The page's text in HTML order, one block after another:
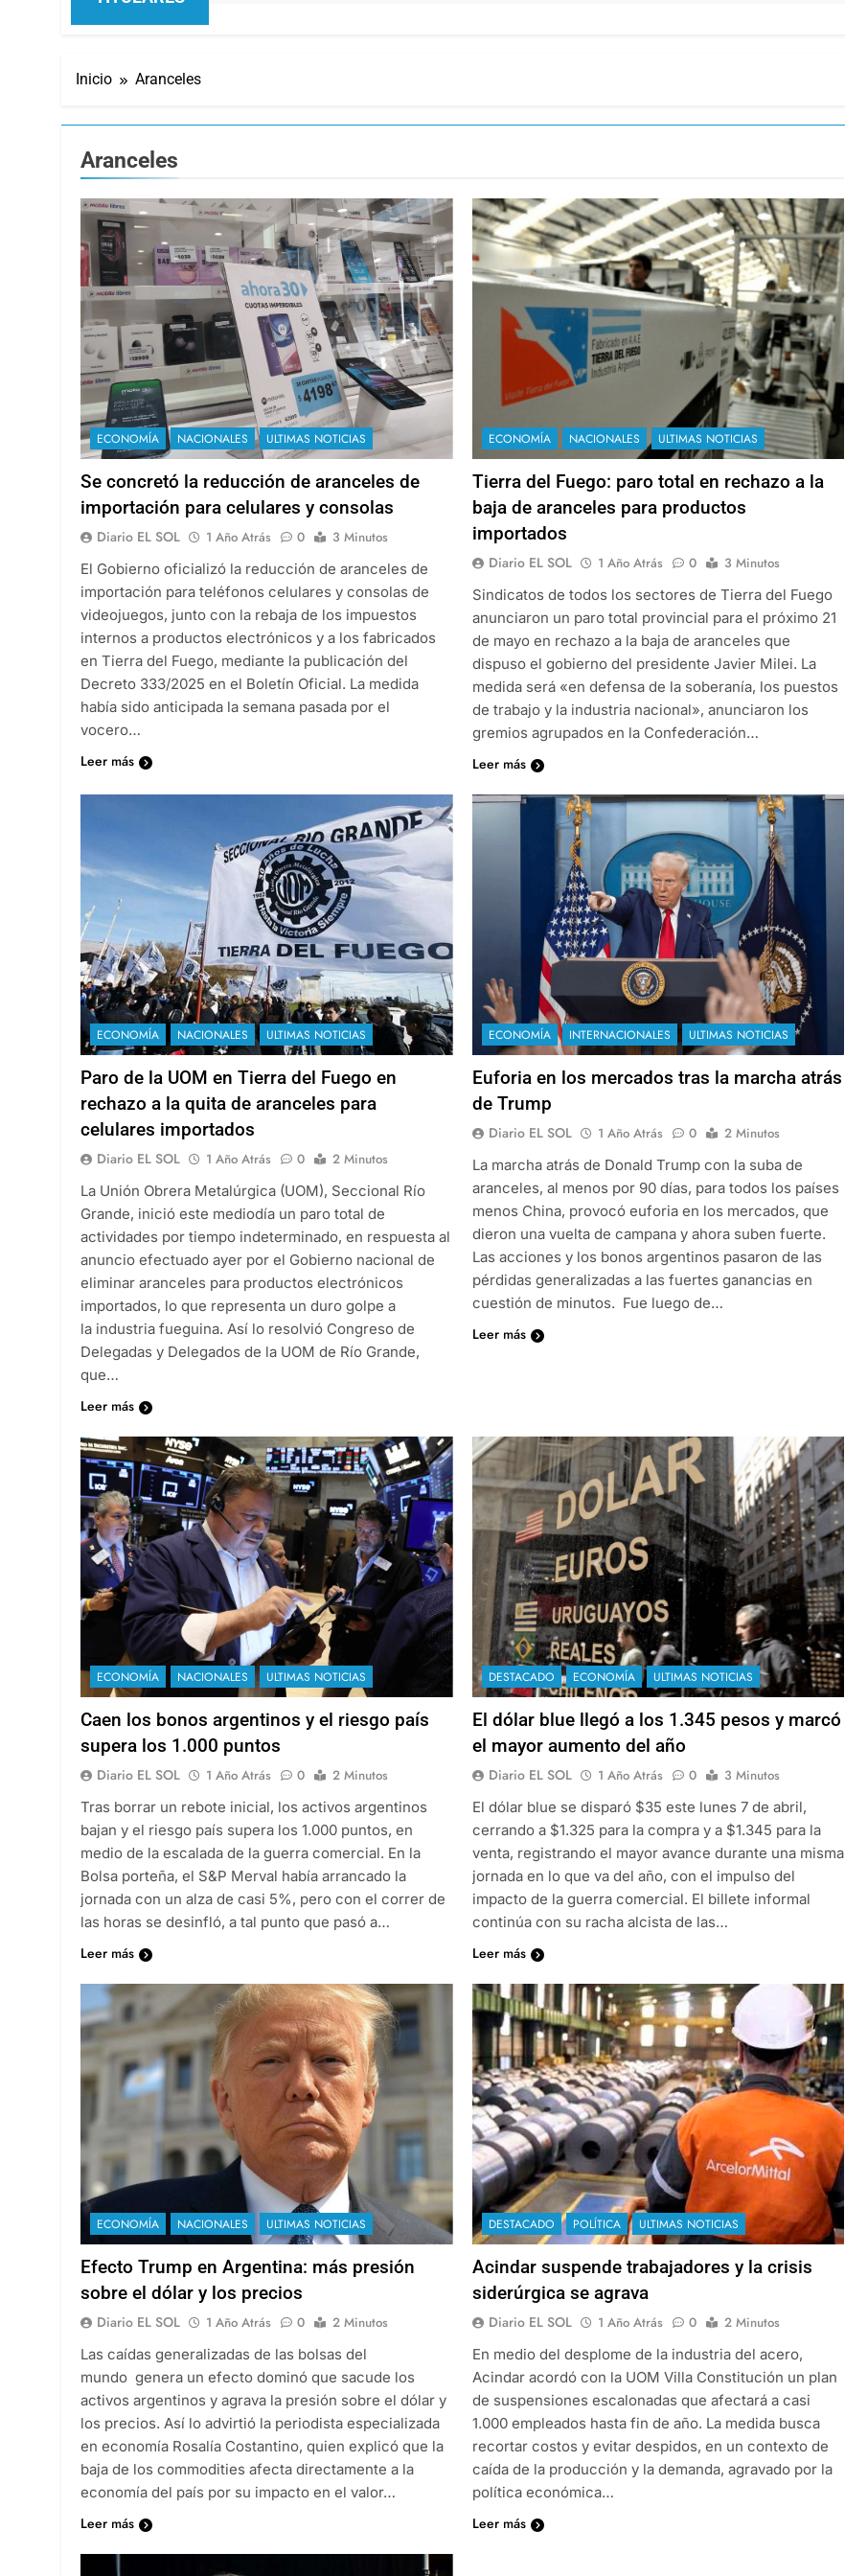
Inicio Aranceles
Aranceles
ECONOMÍA NACIONALES ULTIMAS NOTICIAS
Se concretó la reducción de aranceles de
importación para celulares y consolas
Diario EL SOL 1 Año Atrás 0
3 Minutos
El Gobierno oficializó la reducción de aranceles de
importación para teléfonos celulares y consolas de
videojuegos, junto con la rebaja de los impuestos
internos a productos electrónicos y a los fabricados
en Tierra del Fuego, mediante la publicación del
Decreto 333/2025 en el Boletín Oficial. La medida
había sido anticipada la semana pasada por el
vocero…
Leer más
ECONOMÍA NACIONALES ULTIMAS NOTICIAS
Tierra del Fuego: paro total en rechazo a la
baja de aranceles para productos
importados
Diario EL SOL 1 Año Atrás 0
3 Minutos
Sindicatos de todos los sectores de Tierra del Fuego
anunciaron un paro total provincial para el próximo 21
de mayo en rechazo a la baja de aranceles que
dispuso el gobierno del presidente Javier Milei. La
medida será «en defensa de la soberanía, los puestos
de trabajo y la industria nacional», anunciaron los
gremios agrupados en la Confederación…
Leer más
ECONOMÍA NACIONALES ULTIMAS NOTICIAS
Paro de la UOM en Tierra del Fuego en
rechazo a la quita de aranceles para
celulares importados
Diario EL SOL 1 Año Atrás 0
2 Minutos
La Unión Obrera Metalúrgica (UOM), Seccional Río
Grande, inició este mediodía un paro total de
actividades por tiempo indeterminado, en respuesta al
anuncio efectuado ayer por el Gobierno nacional de
eliminar aranceles para productos electrónicos
importados, lo que representa un duro golpe a
la industria fueguina. Así lo resolvió Congreso de
Delegadas y Delegados de la UOM de Río Grande,
que…
Leer más
ECONOMÍA INTERNACIONALES ULTIMAS NOTICIAS
Euforia en los mercados tras la marcha atrás
de Trump
Diario EL SOL 1 Año Atrás 0
2 Minutos
La marcha atrás de Donald Trump con la suba de
aranceles, al menos por 90 días, para todos los países
menos China, provocó euforia en los mercados, que
dieron una vuelta de campana y ahora suben fuerte.
Las acciones y los bonos argentinos pasaron de las
pérdidas generalizadas a las fuertes ganancias en
cuestión de minutos. Fue luego de…
Leer más
ECONOMÍA NACIONALES ULTIMAS NOTICIAS
Caen los bonos argentinos y el riesgo país
supera los 1.000 puntos
Diario EL SOL 1 Año Atrás 0
2 Minutos
Tras borrar un rebote inicial, los activos argentinos
bajan y el riesgo país supera los 1.000 puntos, en
medio de la escalada de la guerra comercial. En la
Bolsa porteña, el S&P Merval había arrancado la
jornada con un alza de casi 5%, pero con el correr de
las horas se desinfló, a tal punto que pasó a…
Leer más
DESTACADO ECONOMÍA ULTIMAS NOTICIAS
El dólar blue llegó a los 1.345 pesos y marcó
el mayor aumento del año
Diario EL SOL 1 Año Atrás 0
3 Minutos
El dólar blue se disparó $35 este lunes 7 de abril,
cerrando a $1.325 para la compra y a $1.345 para la
venta, registrando el mayor avance durante una misma
jornada en lo que va del año, con el impulso del
impacto de la guerra comercial. El billete informal
continúa con su racha alcista de las…
Leer más
ECONOMÍA NACIONALES ULTIMAS NOTICIAS
Efecto Trump en Argentina: más presión
sobre el dólar y los precios
Diario EL SOL 1 Año Atrás 0
2 Minutos
Las caídas generalizadas de las bolsas del
mundo genera un efecto dominó que sacude los
activos argentinos y agrava la presión sobre el dólar y
los precios. Así lo advirtió la periodista especializada
en economía Rosalía Costantino, quien explicó que la
baja de los commodities afecta directamente a la
economía del país por su impacto en el valor…
Leer más
DESTACADO POLÍTICA ULTIMAS NOTICIAS
Acindar suspende trabajadores y la crisis
siderúrgica se agrava
Diario EL SOL 1 Año Atrás 0
2 Minutos
En medio del desplome de la industria del acero,
Acindar acordó con la UOM Villa Constitución un plan
de suspensiones escalonadas que afectará a casi
1.000 empleados hasta fin de año. La medida busca
recortar costos y evitar despidos, en un contexto de
caída de la producción y la demanda, agravado por la
política económica…
Leer más